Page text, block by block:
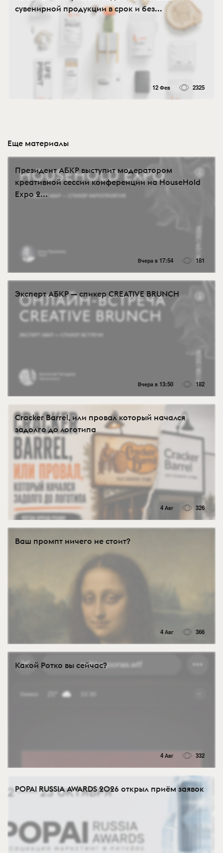
сувенирной продукции в срок и без...
12 Фев 2325
Еще материалы
Президент АБКР выступит модератором
креативной сессии конференции на HouseHold
Expo 2...
Вчера в 17:54 181
Эксперт АБКР — спикер CREATIVE BRUNCH
Вчера в 13:50 182
Cracker Barrel, или провал который начался
задолго до логотипа
4 Авг 326
Ваш промпт ничего не стоит?
4 Авг 366
Какой Ротко вы сейчас?
4 Авг 332
POPAI RUSSIA AWARDS 2026 открыл приём заявок